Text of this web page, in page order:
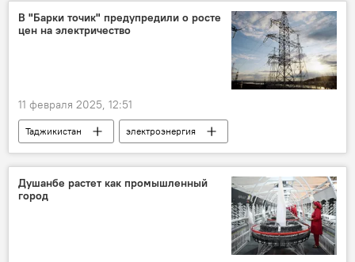
Индия
Мир оружие
В "Барки точик" предупредили о росте
цен на электричество
11 февраля 2025, 12:51
Таджикистан
электроэнергия
"Барки Точик"
Душанбе растет как промышленный
город